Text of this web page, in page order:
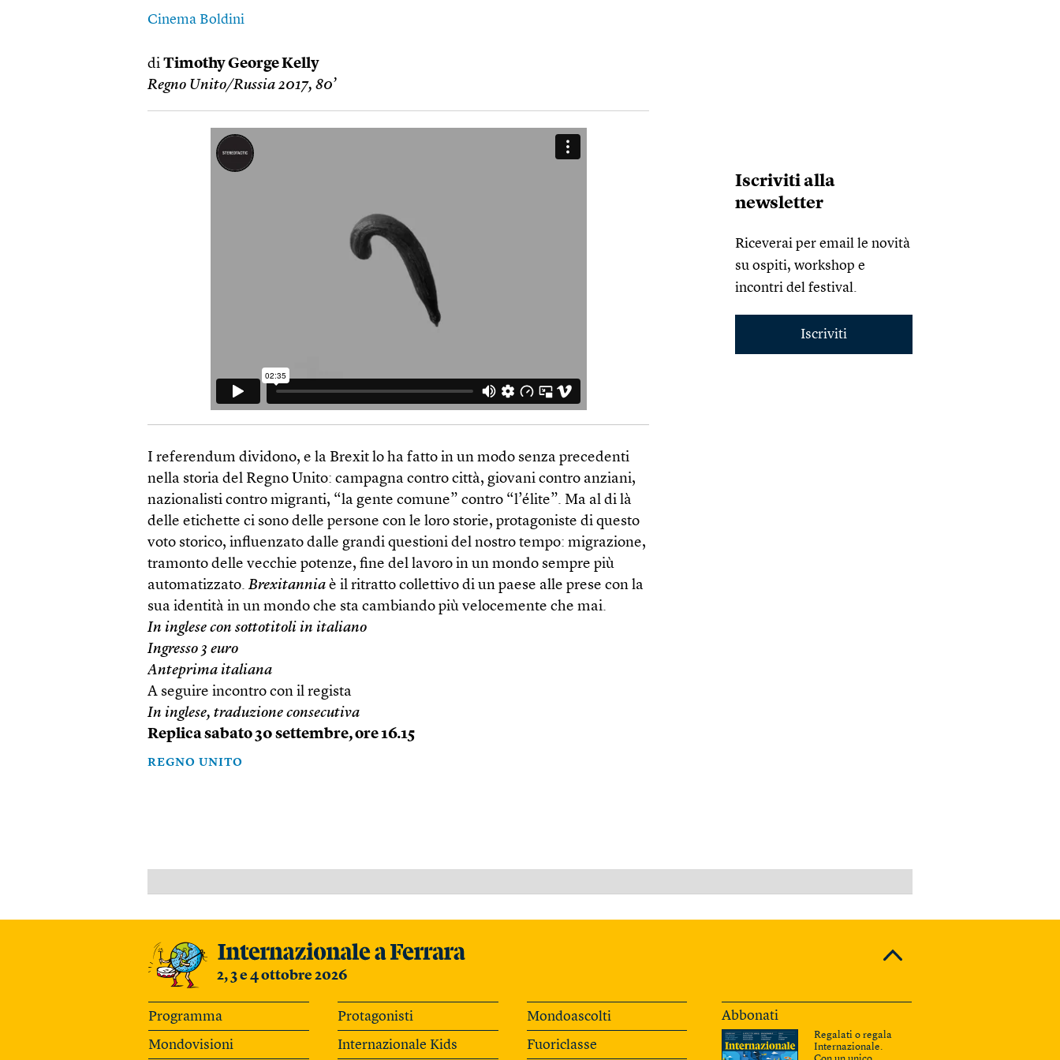
Cinema Boldini
di Timothy George Kelly
Regno Unito/Russia 2017, 80’
I referendum dividono, e la Brexit lo ha fatto in un modo senza precedenti
nella storia del Regno Unito: campagna contro città, giovani contro anziani,
nazionalisti contro migranti, “la gente comune” contro “l’élite”. Ma al di là
delle etichette ci sono delle persone con le loro storie, protagoniste di questo
voto storico, influenzato dalle grandi questioni del nostro tempo: migrazione,
tramonto delle vecchie potenze, fine del lavoro in un mondo sempre più
automatizzato. Brexitannia è il ritratto collettivo di un paese alle prese con la
sua identità in un mondo che sta cambiando più velocemente che mai.
In inglese con sottotitoli in italiano
Ingresso 3 euro
Anteprima italiana
A seguire incontro con il regista
In inglese, traduzione consecutiva
Replica sabato 30 settembre, ore 16.15
REGNO UNITO
Iscriviti alla
newsletter
Riceverai per email le novità
su ospiti, workshop e
incontri del festival.
Iscriviti
2, 3 e 4 ottobre 2026
Programma Protagonisti
Mondoascolti
Mondovisioni
Internazionale Kids Fuoriclasse
Abbonati
Regalati o regala
Internazionale.